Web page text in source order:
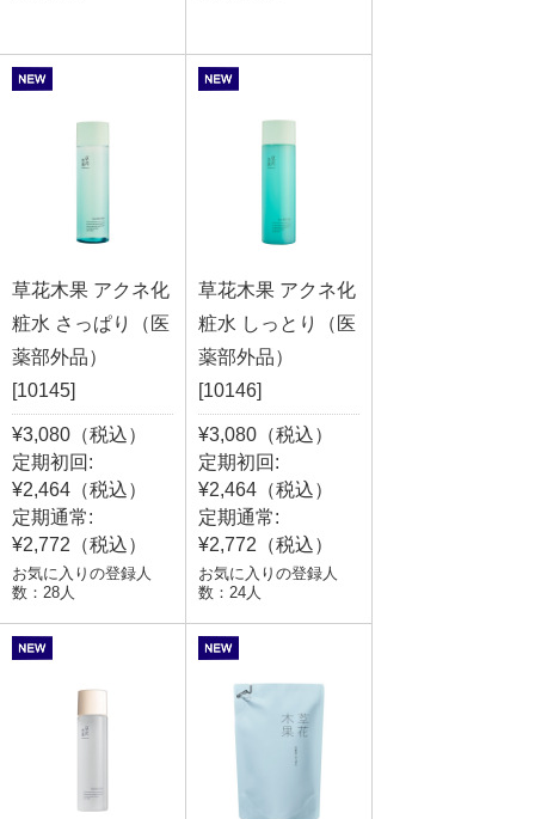
草花木果 アクネ化
粧水 さっぱり（医
薬部外品）
[10145]
¥3,080（税込）
定期初回:
¥2,464（税込）
定期通常:
¥2,772（税込）
お気に入りの登録人
数：28人
草花木果 アクネ化
粧水 しっとり（医
薬部外品）
[10146]
¥3,080（税込）
定期初回:
¥2,464（税込）
定期通常:
¥2,772（税込）
お気に入りの登録人
数：24人